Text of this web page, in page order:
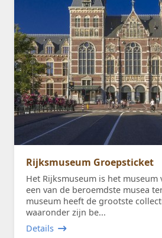
Rijksmuseum Groepsticket
Het Rijksmuseum is het museum
een van de beroemdste musea
museum heeft de grootste
waaronder zijn be...
Details